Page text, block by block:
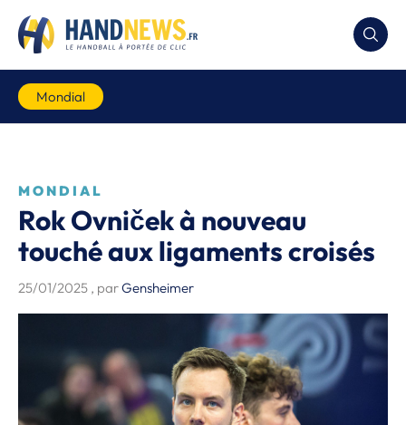
Mondial
MONDIAL
Rok Ovniček à nouveau
touché aux ligaments croisés
25/01/2025 , parGensheimer